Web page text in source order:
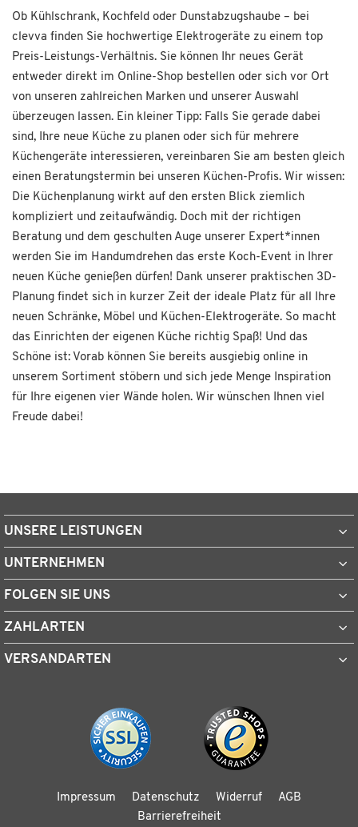
Ob Kühlschrank, Kochfeld oder Dunstabzugshaube – bei
clevva finden Sie hochwertige Elektrogeräte zu einem top
Preis-Leistungs-Verhältnis. Sie können Ihr neues Gerät
entweder direkt im Online-Shop bestellen oder sich vor Ort
von unseren zahlreichen Marken und unserer Auswahl
überzeugen lassen. Ein kleiner Tipp: Falls Sie gerade dabei
sind, Ihre neue Küche zu planen oder sich für mehrere
Küchengeräte interessieren, vereinbaren Sie am besten gleich
einen Beratungstermin bei unseren Küchen-Profis. Wir wissen:
Die Küchenplanung wirkt auf den ersten Blick ziemlich
kompliziert und zeitaufwändig. Doch mit der richtigen
Beratung und dem geschulten Auge unserer Expert*innen
werden Sie im Handumdrehen das erste Koch-Event in Ihrer
neuen Küche genießen dürfen! Dank unserer praktischen 3D-
Planung findet sich in kurzer Zeit der ideale Platz für all Ihre
neuen Schränke, Möbel und Küchen-Elektrogeräte. So macht
das Einrichten der eigenen Küche richtig Spaß! Und das
Schöne ist: Vorab können Sie bereits ausgiebig online in
unserem Sortiment stöbern und sich jede Menge Inspiration
für Ihre eigenen vier Wände holen. Wir wünschen Ihnen viel
Freude dabei!
UNSERE LEISTUNGEN
UNTERNEHMEN
FOLGEN SIE UNS
ZAHLARTEN
VERSANDARTEN
Impressum Datenschutz Widerruf
AGB
Barrierefreiheit